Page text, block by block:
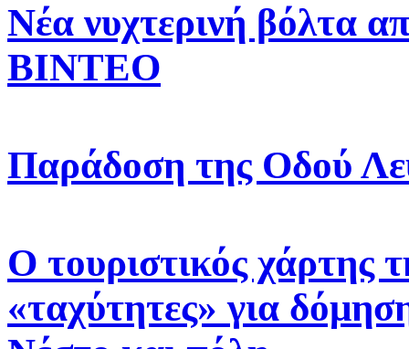
Νέα νυχτερινή βόλτα
ΒΙΝΤΕΟ
Παράδοση της Οδού
Ο τουριστικός χάρτης
«ταχύτητες» για